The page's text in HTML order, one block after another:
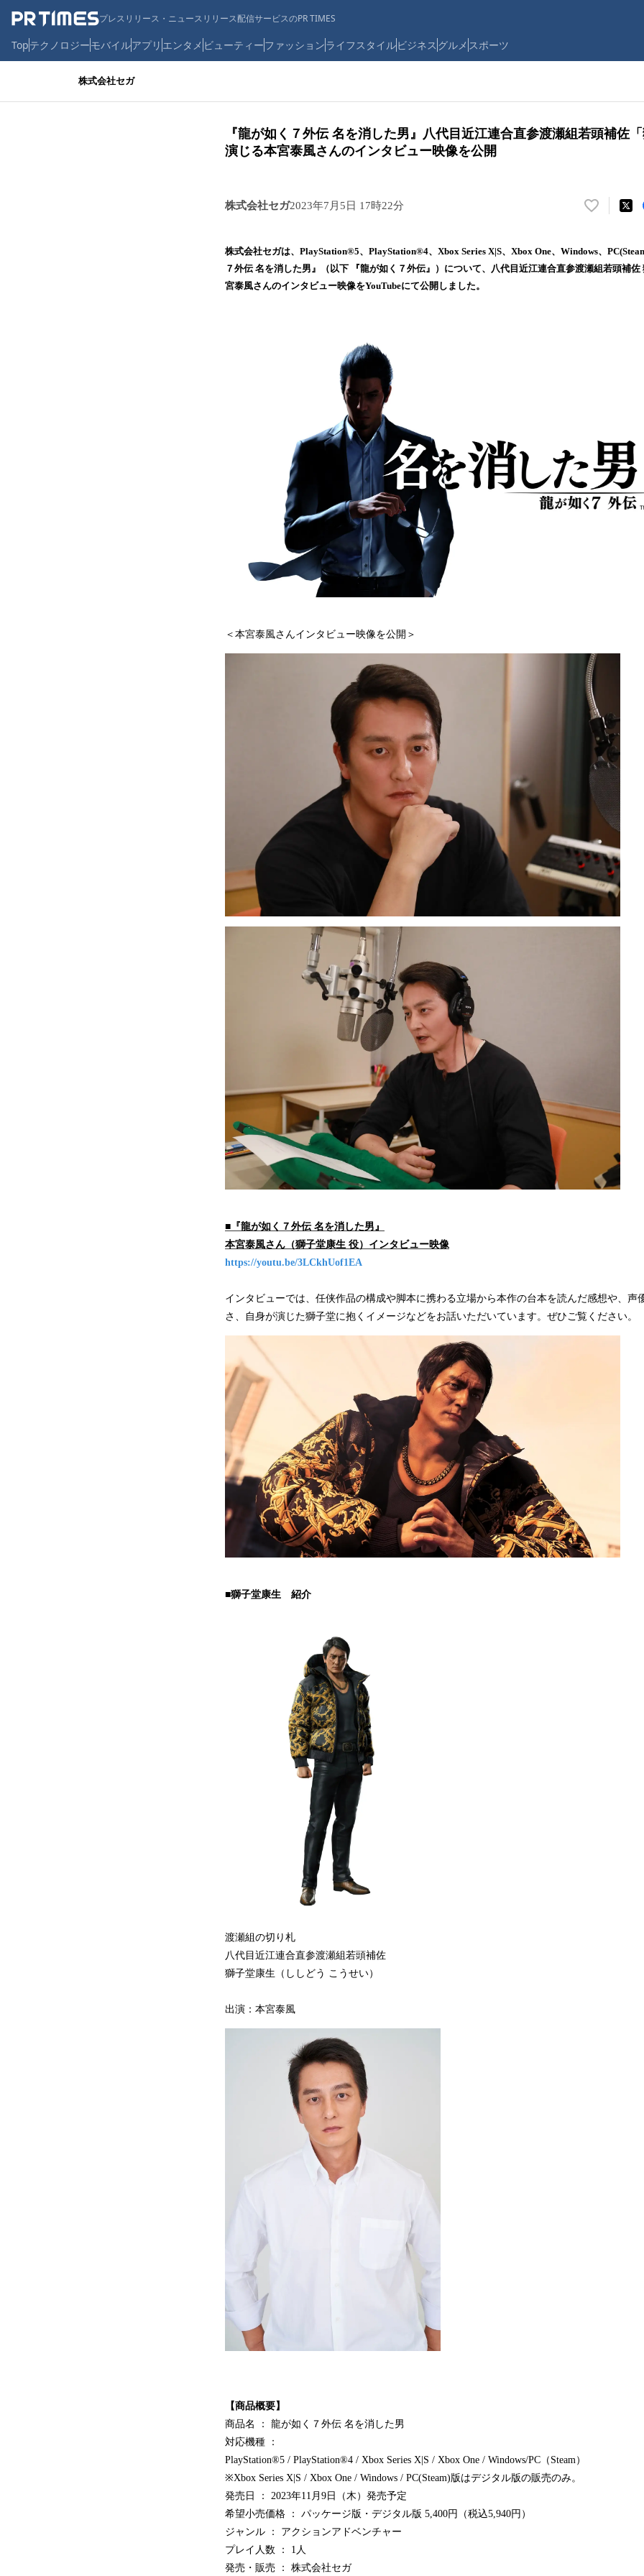
プレスリリース・ニュースリリース配信サービスのPR TIMES
Topテクノロジーモバイルアプリ エンタメ ビューティーファッションライフスタイルビジネス グルメ スポーツ
株式会社セガ
『龍が如く７外伝 名を消した男』八代目近江連合直参渡瀬組若頭補佐
演じる本宮泰風さんのインタビュー映像を公開
株式会社セガ2023年7月5日 17時22分
い
！
数
株式会社セガは、PlayStation®5、PlayStation®4、Xbox Series X|S、Xbox One、Windows、
７外伝 名を消した男』（以下 『龍が如く７外伝』）について、八代目近江連合直参渡瀬組若頭補
宮泰風さんのインタビュー映像をYouTubeにて公開しました。
＜本宮泰風さんインタビュー映像を公開＞
■『龍が如く７外伝 名を消した男』
本宮泰風さん（獅子堂康生 役）インタビュー映像
https://youtu.be/3LCkhUof1EA
インタビューでは、任侠作品の構成や脚本に携わる立場から本作の台本を読んだ感想や、声
さ、自身が演じた獅子堂に抱くイメージなどをお話いただいています。ぜひご覧ください。
■獅子堂康生 紹介
渡瀬組の切り札
八代目近江連合直参渡瀬組若頭補佐
獅子堂康生（ししどう こうせい）
​出演：本宮泰風
【商品概要】
商品名 ： 龍が如く７外伝 名を消した男
対応機種 ：
PlayStation®5 / PlayStation®4 / Xbox Series X|S / Xbox One / Windows/PC（Steam）
※Xbox Series X|S / Xbox One / Windows / PC(Steam)版はデジタル版の販売のみ。
発売日 ： 2023年11月9日（木）発売予定
希望小売価格 ： パッケージ版・デジタル版 5,400円（税込5,940円）
ジャンル ： アクションアドベンチャー
プレイ人数 ： 1人
発売・販売 ： 株式会社セガ